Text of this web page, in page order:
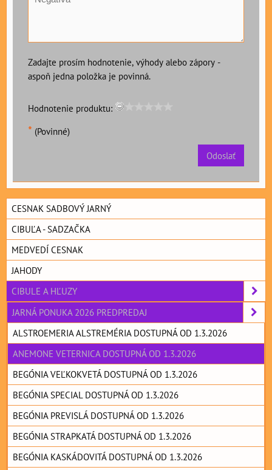
Zadajte prosím hodnotenie, výhody alebo zápory -
aspoň jedna položka je povinná.
Hodnotenie produktu:
* (Povinné)
Odoslať
CESNAK SADBOVÝ JARNÝ
CIBUĽA - SADZAČKA
MEDVEDÍ CESNAK
JAHODY
CIBULE A HĽUZY
JARNÁ PONUKA 2026 PREDPREDAJ
ALSTROEMERIA ALSTREMÉRIA DOSTUPNÁ OD 1.3.2026
ANEMONE VETERNICA DOSTUPNÁ OD 1.3.2026
BEGÓNIA VEĽKOKVETÁ DOSTUPNÁ OD 1.3.2026
BEGÓNIA SPECIAL DOSTUPNÁ OD 1.3.2026
BEGÓNIA PREVISLÁ DOSTUPNÁ OD 1.3.2026
BEGÓNIA STRAPKATÁ DOSTUPNÁ OD 1.3.2026
BEGÓNIA KASKÁDOVITÁ DOSTUPNÁ OD 1.3.2026